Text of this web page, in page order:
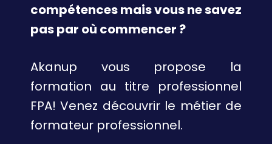
compétences mais vous ne savez
pas par où commencer ?
Akanup vous propose la
formation au titre professionnel
FPA! Venez découvrir le métier de
formateur professionnel.